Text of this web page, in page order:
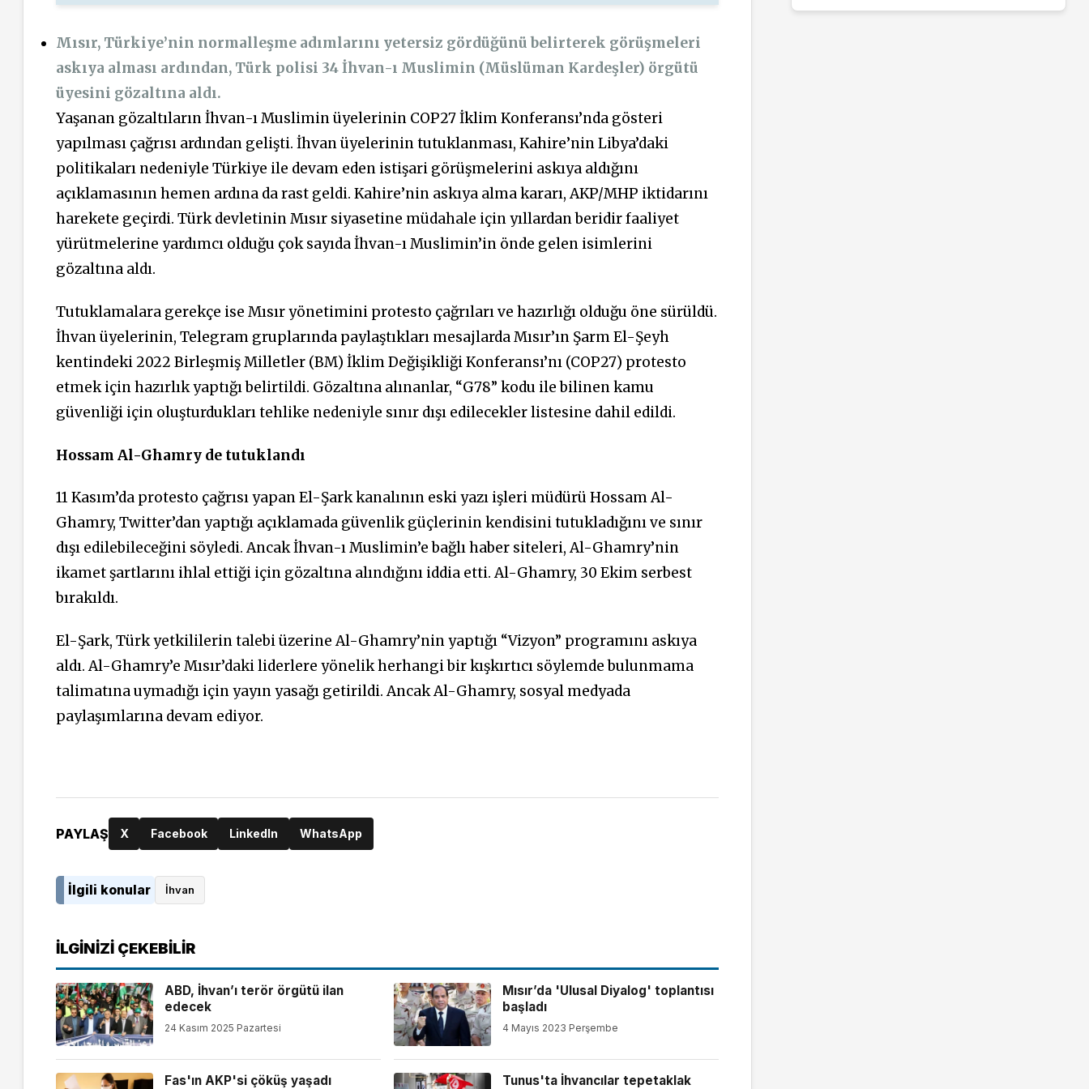
Mısır, Türkiye’nin normalleşme adımlarını yetersiz gördüğünü belirterek görüşmeleri
askıya alması ardından, Türk polisi 34 İhvan-ı Muslimin (Müslüman Kardeşler) örgütü
üyesini gözaltına aldı.
Yaşanan gözaltıların İhvan-ı Muslimin üyelerinin COP27İklim Konferansı’nda gösteri
yapılması çağrısı ardından gelişti. İhvan üyelerinin tutuklanması, Kahire’nin Libya’daki
politikaları nedeniyle Türkiye ile devam eden istişari görüşmelerini askıya aldığını
açıklamasının hemen ardına da rast geldi. Kahire’nin askıya alma kararı, AKP/MHP iktidarını
harekete geçirdi. Türk devletinin Mısır siyasetine müdahale için yıllardan beridir faaliyet
yürütmelerine yardımcı olduğu çok sayıda İhvan-ı Muslimin’in önde gelen isimlerini
gözaltına aldı.
Tutuklamalara gerekçe ise Mısır yönetimini protesto çağrıları ve hazırlığı olduğu öne sürüldü.
İhvan üyelerinin, Telegram gruplarında paylaştıkları mesajlarda Mısır’ın Şarm El-Şeyh
kentindeki 2022 Birleşmiş Milletler (BM) İklim Değişikliği Konferansı’nı (COP27) protesto
etmek için hazırlık yaptığı belirtildi. Gözaltına alınanlar, “G78” kodu ile bilinen kamu
güvenliği için oluşturdukları tehlike nedeniyle sınır dışı edilecekler listesine dahil edildi.
Hossam Al-Ghamry de tutuklandı
11 Kasım’da protesto çağrısı yapan El-Şark kanalının eski yazı işleri müdürü Hossam Al-
Ghamry, Twitter’dan yaptığı açıklamada güvenlik güçlerinin kendisini tutukladığını ve sınır
dışı edilebileceğini söyledi. Ancak İhvan-ı Muslimin’e bağlı haber siteleri, Al-Ghamry’nin
ikamet şartlarını ihlal ettiği için gözaltına alındığını iddia etti. Al-Ghamry, 30 Ekim serbest
bırakıldı.
El-Şark, Türk yetkililerin talebi üzerine Al-Ghamry’nin yaptığı “Vizyon” programını askıya
aldı. Al-Ghamry’e Mısır’daki liderlere yönelik herhangi bir kışkırtıcı söylemde bulunmama
talimatına uymadığı için yayın yasağı getirildi. Ancak Al-Ghamry, sosyal medyada
paylaşımlarına devam ediyor.
PAYLAŞ X Facebook LinkedIn WhatsApp
İlgili konular İhvan
İLGINIZI ÇEKEBILIR
ABD, İhvan’ı terör örgütü ilan
edecek
24 Kasım 2025 Pazartesi
Mısır’da 'Ulusal Diyalog' toplantısı
başladı
4 Mayıs 2023 Perşembe
Fas'ın AKP'si çöküş yaşadı Tunus'ta İhvancılar tepetaklak